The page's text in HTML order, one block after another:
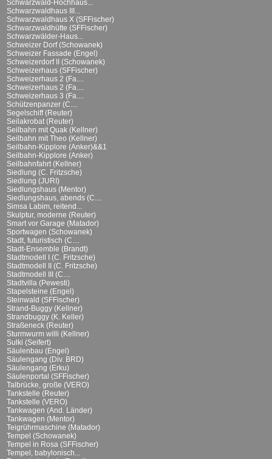
Schwarzwald-Hochhaus...
Schwarzwaldhaus III...
Schwarzwaldhaus X (SFFischer)
Schwarzwaldhütte (SFFischer)
Schwarzwälder-Haus...
Schweizer Dorf (Schowanek)
Schweizer Fassade (Engel)
Schweizerdorf II (Schowanek)
Schweizerhaus (SFFischer)
Schweizerhaus 2 (Fa....
Schweizerhaus 2 (Fa....
Schweizerhaus 3 (Fa....
Schützenpanzer (C....
Segelschiff (Reuter)
Seilakrobat (Reuter)
Seilbahn mit Quak (Kellner)
Seilbahn mit Theo (Kellner)
Seilbahn-Kipplore (Anker)&&1
Seilbahn-Kipplore (Anker)
Seilbahnfahrt (Kellner)
Siedlung (C. Fritzsche)
Siedlung (JURI)
Siedlungshaus (Mentor)
Siedlungshaus, abends (C....
Simsa Labim, reitend...
Skulptur, moderne (Reuter)
Smart vor Garage (Matador)
Sportwagen (Schowanek)
Stadt, futuristisch (C....
Stadt-Ensemble (Brandt)
Stadtmodell I (C. Fritzsche)
Stadtmodell II (C. Fritzsche)
Stadtmodell III (C....
Stadtvilla (Pewesti)
Stapelsteine (Engel)
Steinwald (SFFischer)
Strand-Buggy (Kellner)
Strandbuggy (K. Keller)
Straßeneck (Reuter)
Sturmwurm willi (Kellner)
Sulki (Seifert)
Säulenbau (Engel)
Säulengang (Div. BRD)
Säulengang (Erku)
Säulenportal (SFFischer)
Talbrücke, große (VERO)
Tankstelle (Reuter)
Tankstelle (VERO)
Tankwagen (And. Länder)
Tankwagen (Mentor)
Teigrührmaschine (Matador)
Tempel (Schowanek)
Tempel in Rosa (SFFischer)
Tempel, babylonisch...